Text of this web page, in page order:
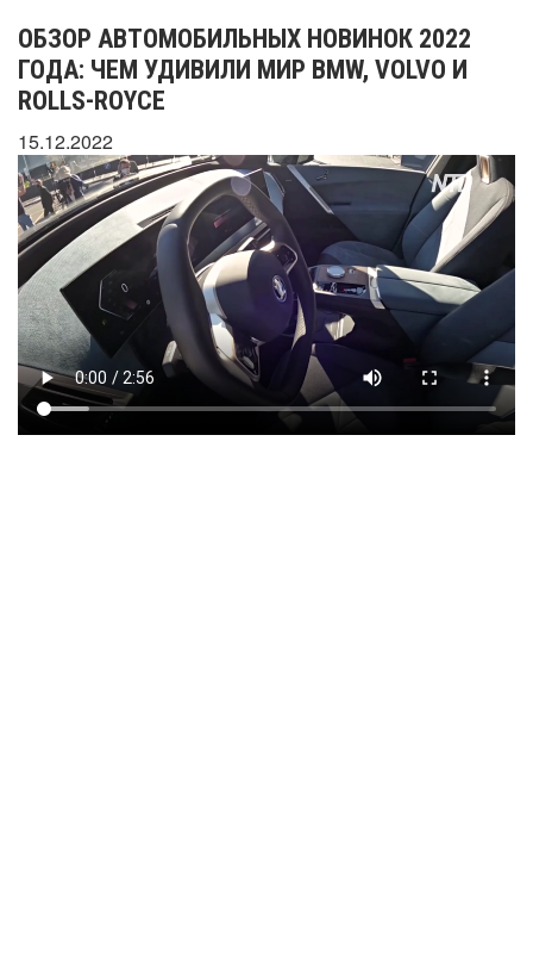
ОБЗОР АВТОМОБИЛЬНЫХ НОВИНОК 2022
ГОДА: ЧЕМ УДИВИЛИ МИР BMW, VOLVO И
ROLLS-ROYCE
15.12.2022